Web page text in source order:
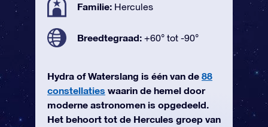
Familie: Hercules
Breedtegraad: +60° tot -90°
Hydra of Waterslang is één van de 88
constellaties waarin de hemel door
moderne astronomen is opgedeeld.
Het behoort tot de Hercules groep van